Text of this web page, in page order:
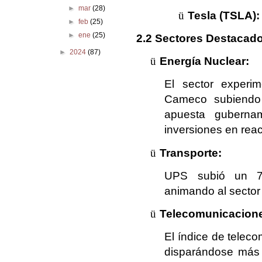
ü Tesla (TSLA):
2.2 Sectores
ü Energía Nuclear:
El sector
Cameco
apuesta
inversiones en
ü Transporte:
UPS subió un
animando al
ü
El índice de
disparándose
► mar (28)
► feb (25)
► ene (25)
►2024(87)